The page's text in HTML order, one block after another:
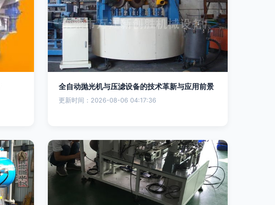
全自动抛光机与压滤设备的技术革新与应用前景
更新时间：2026-08-06 04:17:36